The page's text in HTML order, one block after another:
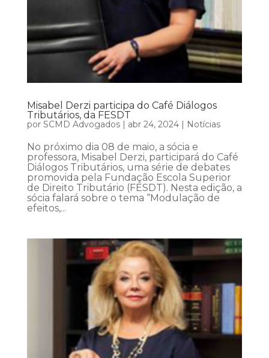
Misabel Derzi participa do Café Diálogos
Tributários, da FESDT
por SCMD Advogados| abr 24, 2024| Notícias
No próximo dia 08 de maio, a sócia e
professora, Misabel Derzi, participará do Café
Diálogos Tributários, uma série de debates
promovida pela Fundação Escola Superior
de Direito Tributário (FESDT). Nesta edição, a
sócia falará sobre o tema “Modulação de
efeitos,...